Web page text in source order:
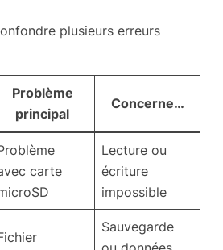
plusieurs erreurs
Problème
principal
Concerne…
carte
Lecture ou
écriture
impossible
Sauvegarde